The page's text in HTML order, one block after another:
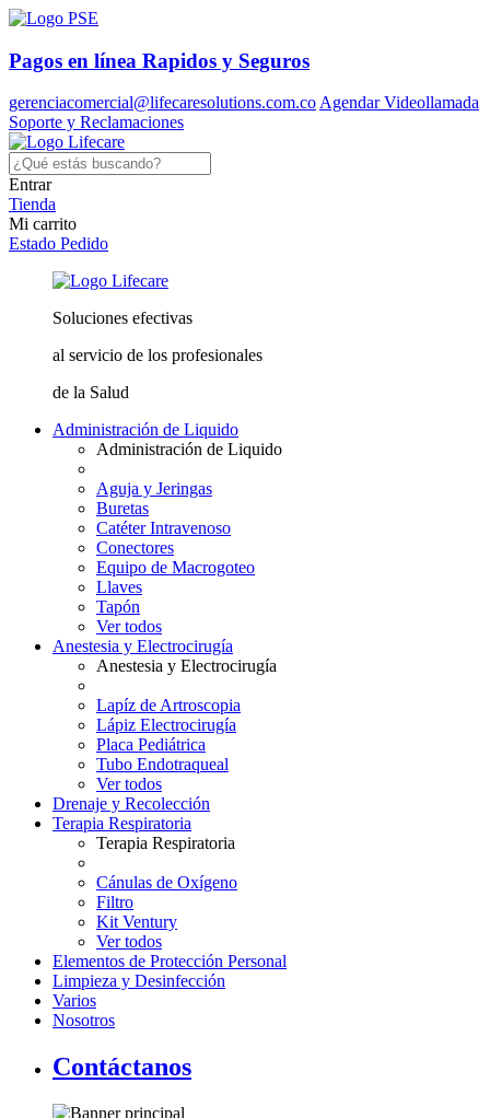
Pagos en línea Rapidos y Seguros
gerenciacomercial@lifecaresolutions.com.coAgendar Videollamada
Soporte y Reclamaciones
Entrar
Tienda
Mi carrito
Estado Pedido
Soluciones efectivas
al servicio de los profesionales
de la Salud
Administración de Liquido
Administración de Liquido
Aguja y Jeringas
Buretas
Catéter Intravenoso
Conectores
Equipo de Macrogoteo
Llaves
Tapón
Ver todos
Anestesia y Electrocirugía
Anestesia y Electrocirugía
Lapíz de Artroscopia
Lápiz Electrocirugía
Placa Pediátrica
Tubo Endotraqueal
Ver todos
Drenaje y Recolección
Terapia Respiratoria
Terapia Respiratoria
Cánulas de Oxígeno
Filtro
Kit Ventury
Ver todos
Elementos de Protección Personal
Limpieza y Desinfección
Varios
Nosotros
Contáctanos